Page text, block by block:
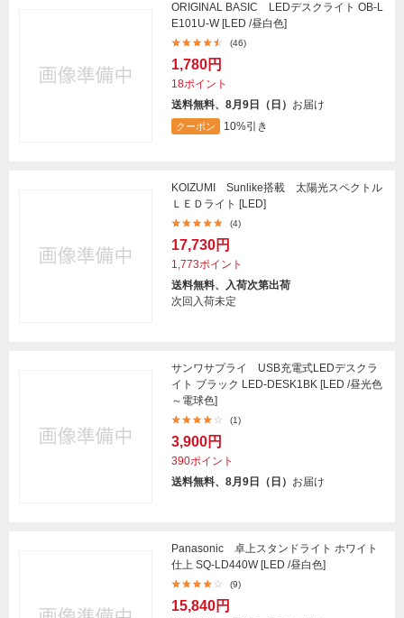
ORIGINAL BASIC LEDデスクライト OB-L
E101U-W [LED /昼白色]
(46)
1,780円
18ポイント
送料無料、8月9日（日） お届け
クーポン 10%引き
KOIZUMI Sunlike搭載 太陽光スペクトル
ＬＥＤライト [LED]
(4)
17,730円
1,773ポイント
送料無料、入荷次第出荷
次回入荷未定
サンワサプライ USB充電式LEDデスクラ
イト ブラック LED-DESK1BK [LED /昼光色
～電球色]
(1)
3,900円
390ポイント
送料無料、8月9日（日） お届け
Panasonic 卓上スタンドライト ホワイト
仕上 SQ-LD440W [LED /昼白色]
(9)
15,840円